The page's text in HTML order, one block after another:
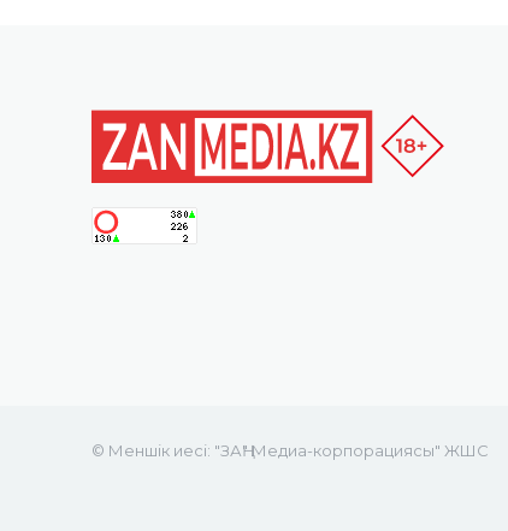
© Меншік иесі: "ЗАҢ" Медиа-корпорациясы" ЖШС